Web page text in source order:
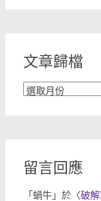
文章歸檔
文
留言回應
「 蝸牛」於〈破